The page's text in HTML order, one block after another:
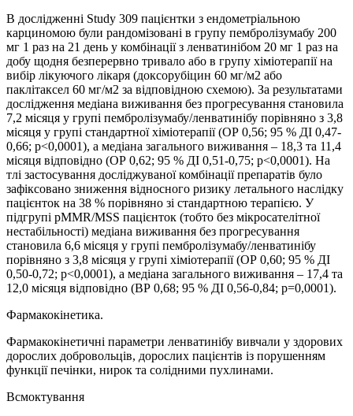
В дослідженні Study 309 пацієнтки з ендометріальною
карциномою були рандомізовані в групу пембролізумабу 200
мг 1 раз на 21 день у комбінації з ленватинібом 20 мг 1 раз на
добу щодня безперервно тривало або в групу хіміотерапії на
вибір лікуючого лікаря (доксорубіцин 60 мг/м2 або
паклітаксел 60 мг/м2 за відповідною схемою). За результатами
дослідження медіана виживання без прогресування становила
7,2 місяця у групі пембролізумабу/ленватинібу порівняно з 3,8
місяця у групі стандартної хіміотерапії (ОР 0,56; 95 % ДІ 0,47-
0,66; p<0,0001), а медіана загального виживання – 18,3 та 11,4
місяця відповідно (ОР 0,62; 95 % ДІ 0,51-0,75; p<0,0001). На
тлі застосування досліджуваної комбінації препаратів було
зафіксовано зниження відносного ризику летального наслідку
пацієнток на 38 % порівняно зі стандартною терапією. У
підгрупі pMMR/MSS пацієнток (тобто без мікросателітної
нестабільності) медіана виживання без прогресування
становила 6,6 місяця у групі пембролізумабу/ленватинібу
порівняно з 3,8 місяця у групі хіміотерапії (ОР 0,60; 95 % ДІ
0,50-0,72; p<0,0001), а медіана загального виживання – 17,4 та
12,0 місяця відповідно (ВР 0,68; 95 % ДІ 0,56-0,84; p=0,0001).
Фармакокінетика.
Фармакокінетичні параметри ленватинібу вивчали у здорових
дорослих добровольців, дорослих пацієнтів із порушенням
функції печінки, нирок та солідними пухлинами.
Всмоктування